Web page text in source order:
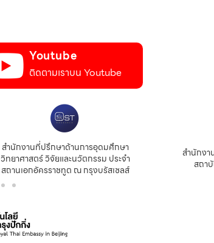
Youtube
ติดตามเราบน Youtube
สำนักงานที่ปรึกษาด้านการอุดมศึกษา
วิทยาศาสตร์ วิจัยและนวัตกรรม ประจำ
สถานเอกอัครราชทูต ณ กรุงบรัสเซลส์
สำนักง
สถา